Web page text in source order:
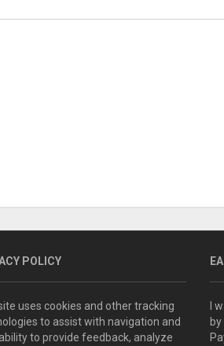
POLICY
uses cookies and other tracking
to assist with navigation and
to provide feedback, analyze
I